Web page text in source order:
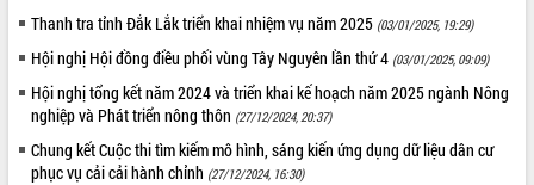
niệm 101 năm Ngày Báo chí Cách
mạng Việt Nam
Đắk Lắk sơ kết 4 năm triển khai thực
hiện Đề án 06 của Chính phủ
Họp báo thông tin về Hội nghị Công bố
Quy hoạch và Xúc tiến đầu tư tỉnh Đắk
Lắk
Thanh tra tỉnh Đắk Lắk triển khai nhiệm vụ năm 2025 (03/01/2025, 19:29)
Hội nghị Hội đồng điều phối vùng Tây Nguyên lần thứ 4 (03/01/2025, 09:09)
Hội nghị tổng kết năm 2024 và triển khai kế hoạch năm 2025 ngành Nông
nghiệp và Phát triển nông thôn (27/12/2024, 20:37)
Chung kết Cuộc thi tìm kiếm mô hình, sáng kiến ứng dụng dữ liệu dân cư
phục vụ cải cải hành chỉnh (27/12/2024, 16:30)